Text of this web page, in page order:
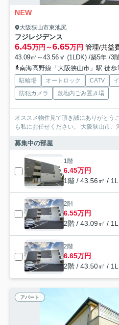
NEW
大阪狭山市東池尻
フジレジデンス
6.45万円～6.65万円 管理/共益
43.09㎡～43.56㎡ (1LDK) /築5年 /3
南海高野線「大阪狭山市」駅 徒歩
駐輪場 オートロック CATV
防犯カメラ
敷地内ごみ置き場
オススメ物件見て頂き誠にありがとう
も私にお任せください。 大阪狭山市、
募集中の部屋
1階
6.45万円
1階 / 43.56㎡ /
2階
6.55万円
2階 / 43.09㎡ /
2階
6.65万円
2階 / 43.50㎡ /
アパート